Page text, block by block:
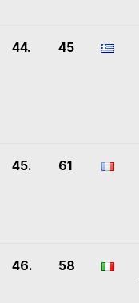
44. 45
45. 61
46. 58